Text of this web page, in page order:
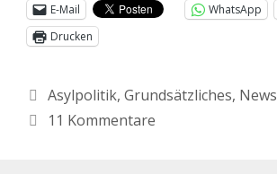
E-Mail
WhatsApp
Drucken
Asylpolitik, Grundsätzliches, News
11 Kommentare